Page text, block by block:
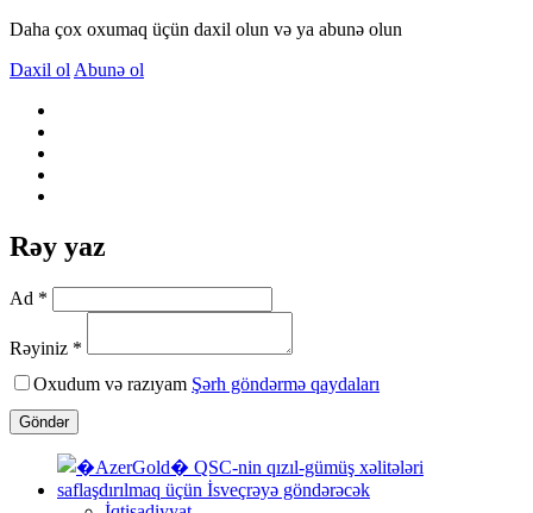
Daha çox oxumaq üçün daxil olun və ya abunə olun
Daxil ol Abunə ol
Rəy yaz
Ad *
Rəyiniz *
Oxudum və razıyam Şərh göndərmə qaydaları
Göndər